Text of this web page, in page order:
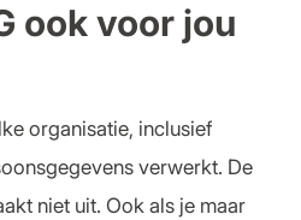
ook voor jou
organisatie, inclusief
verwerkt. De
niet uit. Ook als je maar